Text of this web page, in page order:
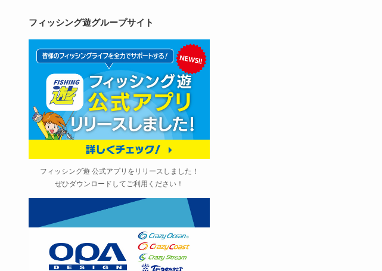
フィッシング遊グループサイト
フィッシング遊 公式アプリをリリースしました！
ぜひダウンロードしてご利用ください！